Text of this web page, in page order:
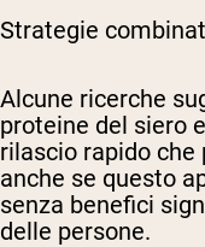
Strategie
Alcune ricerche
proteine del siero
rilascio rapido che
anche se questo
senza benefici
delle persone.